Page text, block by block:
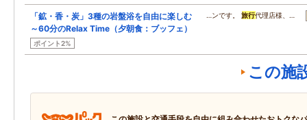
「鉱・香・炭」3種の岩盤浴を自由に楽しむ
～60分のRelax Time（夕朝食：ブッフェ）
ポイント2%
…ンです。旅行代理店様、…
この施